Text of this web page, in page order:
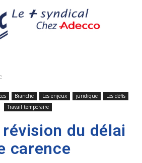
Branche Les enjeux juridique
Les défis
Travail temporaire
du délai
carence